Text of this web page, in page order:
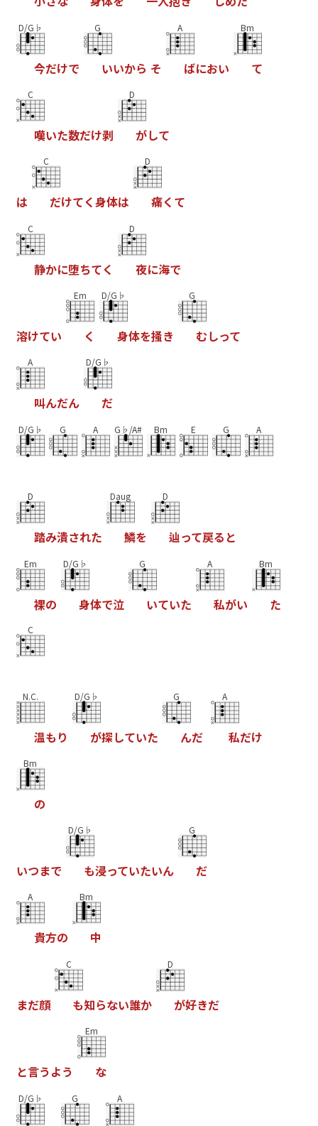
D/G♭
今だけで
G
いいから そ
A
ばにおい
Bm
て
C
嘆いた数だけ剥
D
がして
は
C
だけてく身体は
D
痛く て
C
静かに堕ちてく
D
夜に海で
溶けてい
Em
く
D/G♭
身体を掻き
G
むしって
A
叫んだん
D/G♭
だ
D/G♭ G A G♭/A# Bm E G A
D
踏み潰された
Daug
鱗を
D
辿って戻る と
Em
裸の
D/G♭
身体で泣
G
いていた
A
私がい
Bm
た
C
N.C.
温もり
D/G♭
が探していた
G
んだ
A
私だけ
Bm
の
いつまで
D/G♭
も浸っていたいん
G
だ
A
貴方の
Bm
中
まだ顔
C
も知らない誰か
D
が好きだ
と言う よう
Em
な
D/G♭ G A